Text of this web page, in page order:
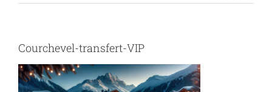
Courchevel-transfert-VIP